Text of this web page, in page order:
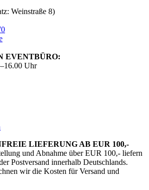
Weinstraße 8)
EVENTBÜRO:
Uhr
LIEFERUNG AB EUR 100,-
und Abnahme über EUR 100,- liefern
Postversand innerhalb Deutschlands.
wir die Kosten für Versand und